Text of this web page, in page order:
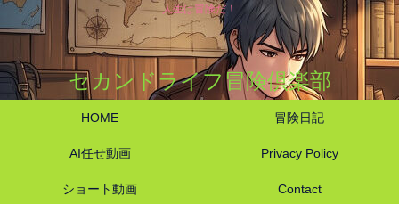
人生は冒険だ！
セカンドライフ冒険倶楽部
HOME 冒険日記
AI任せ動画 Privacy Policy
ショート動画 Contact